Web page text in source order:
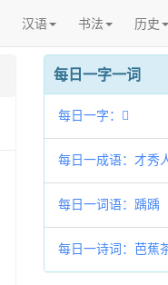
汉语 书法 历史
每日一字一词
每日一字：𧔭
每日一成语：才秀
每日一词语：踽踽
每日一诗词：芭蕉
韵